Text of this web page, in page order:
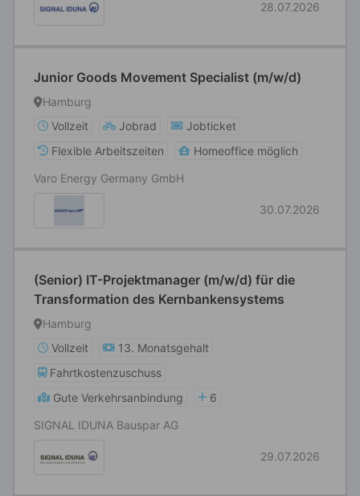
28.07.2026
Junior Goods Movement Specialist (m/w/d)
Hamburg
Vollzeit
Jobrad
Jobticket
Flexible Arbeitszeiten
Homeoffice möglich
Varo Energy Germany GmbH
30.07.2026
(Senior) IT-Projektmanager (m/w/d) für die
Transformation des Kernbankensystems
Hamburg
Vollzeit
13. Monatsgehalt
Fahrtkostenzuschuss
Gute Verkehrsanbindung
6
SIGNAL IDUNA Bauspar AG
29.07.2026